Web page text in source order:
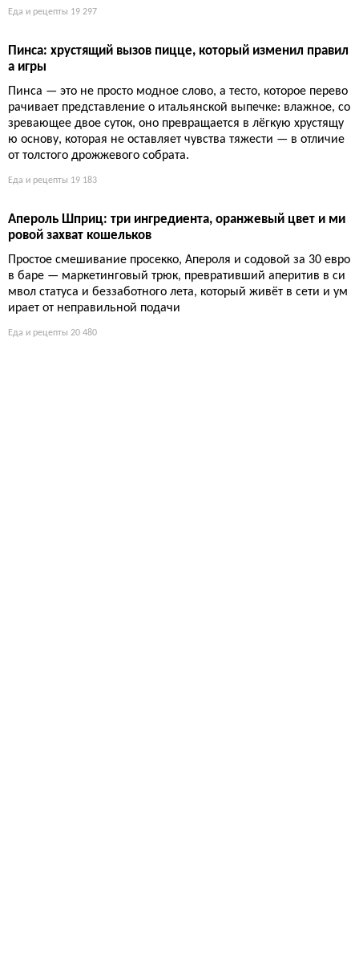
Еда и рецепты 19 297
Пинса: хрустящий вызов пицце, который изменил правил
а игры
Пинса — это не просто модное слово, а тесто, которое перево
рачивает представление о итальянской выпечке: влажное, со
зревающее двое суток, оно превращается в лёгкую хрустящу
ю основу, которая не оставляет чувства тяжести — в отличие
от толстого дрожжевого собрата.
Еда и рецепты 19 183
Апероль Шприц: три ингредиента, оранжевый цвет и ми
ровой захват кошельков
Простое смешивание просекко, Апероля и содовой за 30 евро
в баре — маркетинговый трюк, превративший аперитив в си
мвол статуса и беззаботного лета, который живёт в сети и ум
ирает от неправильной подачи
Еда и рецепты 20 480